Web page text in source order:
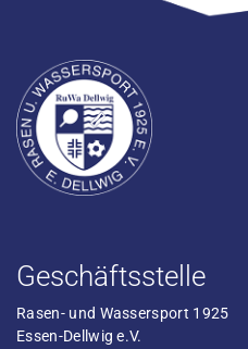
Geschäftsstelle
Rasen- und Wassersport 1925
Essen-Dellwig e.V.